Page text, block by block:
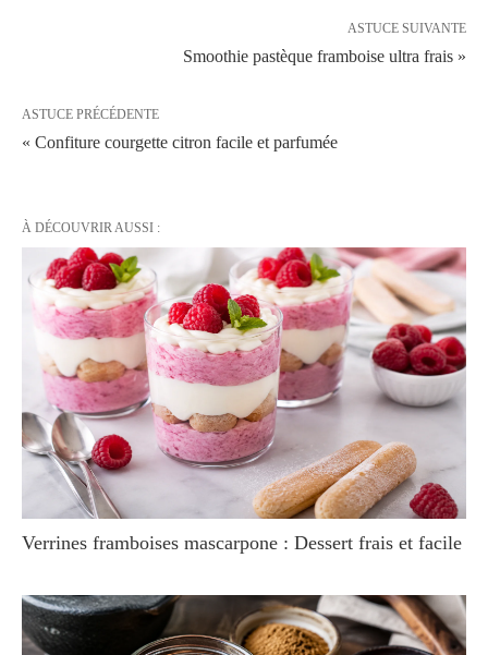
ASTUCE SUIVANTE
Smoothie pastèque framboise ultra frais »
ASTUCE PRÉCÉDENTE
« Confiture courgette citron facile et parfumée
À DÉCOUVRIR AUSSI :
Verrines framboises mascarpone : Dessert frais et facile